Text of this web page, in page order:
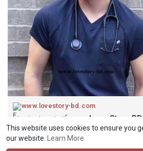
This website uses cookies to ensure you
our website.
Learn More
www.lovestory-bd.com
ডাক্তার সাহেব । পর্ব - ৩০ - Love Story BD -
ডাক্তার সাহেব । পর্ব - ৩০